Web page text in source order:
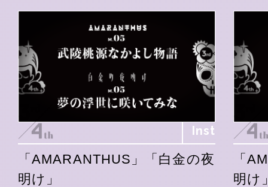
Inst
「AMARANTHUS」「白金の夜
明け」
「
明け